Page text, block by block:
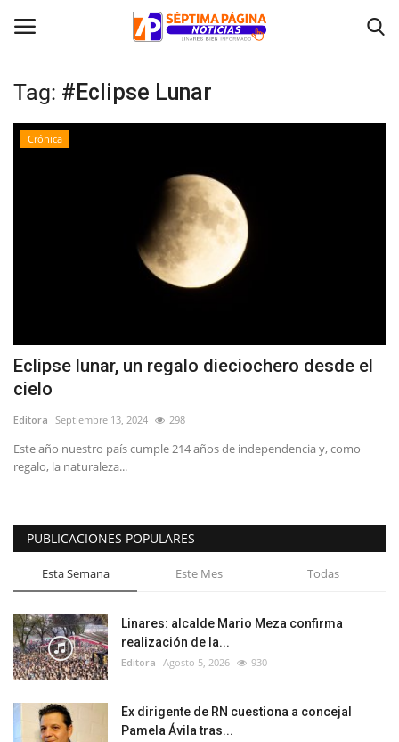
Inicio
Política
Espectáculos
Tag: #Eclipse Lunar
Crónica
Eclipse lunar, un regalo dieciochero desde el
cielo
Editora Septiembre 13, 2024 298
Este año nuestro país cumple 214 años de independencia y, como
regalo, la naturaleza...
PUBLICACIONES POPULARES
Esta Semana Este Mes Todas
Linares: alcalde Mario Meza confirma
realización de la...
Editora Agosto 5, 2026 930
Ex dirigente de RN cuestiona a concejal
Pamela Ávila tras...